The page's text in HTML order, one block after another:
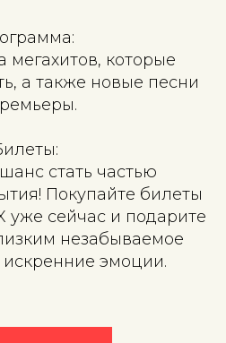
мегахитов, которые
а также новые песни
стать частью
Покупайте билеты
уже сейчас и подарите
незабываемое
эмоции.